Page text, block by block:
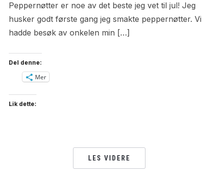
Peppernøtter er noe av det beste jeg vet til jul! Jeg
husker godt første gang jeg smakte peppernøtter. Vi
hadde besøk av onkelen min […]
Del denne:
Mer
Lik dette:
LES VIDERE